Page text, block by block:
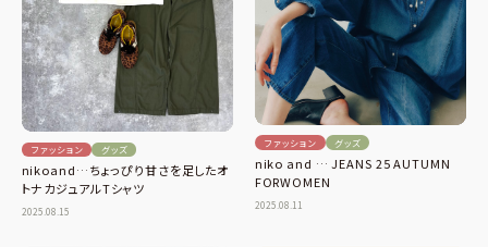
ファッション グッズ
nikoand…ちょっぴり甘さを足したオ
トナカジュアルTシャツ
2025.08.15
ファッション グッズ
niko and … JEANS 25 AUTUMN
FORWOMEN
2025.08.11